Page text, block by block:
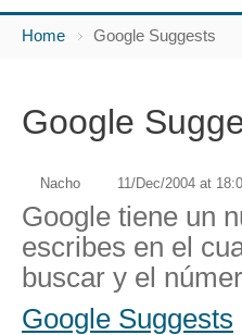
Home Google Suggests
Google
Nacho 11/Dec/2004 at
Google tiene un
escribes en el
buscar y el
Google Suggests